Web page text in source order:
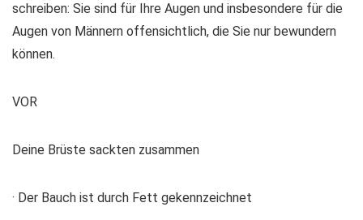
schreiben: Sie sind für Ihre Augen und insbesondere für die
Augen von Männern offensichtlich, die Sie nur bewundern
können.
VOR
Deine Brüste sackten zusammen
· Der Bauch ist durch Fett gekennzeichnet